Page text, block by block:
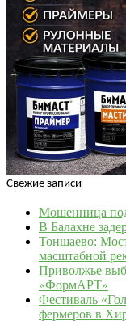
Свежие записи
Мошенница
В Балахне
Тоншаево:
масштабной
Приволжье
«ФормАРТ»
Фестиваль
фермеров в